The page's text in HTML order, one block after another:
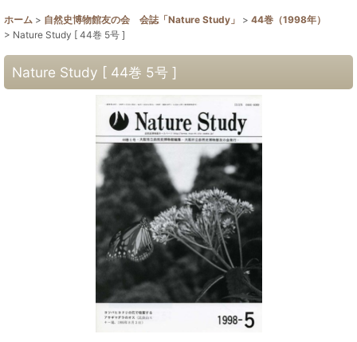
ホーム > 自然史博物館友の会 会誌「Nature Study」 > 44巻（1998年）
> Nature Study [ 44巻 5号 ]
Nature Study [ 44巻 5号 ]